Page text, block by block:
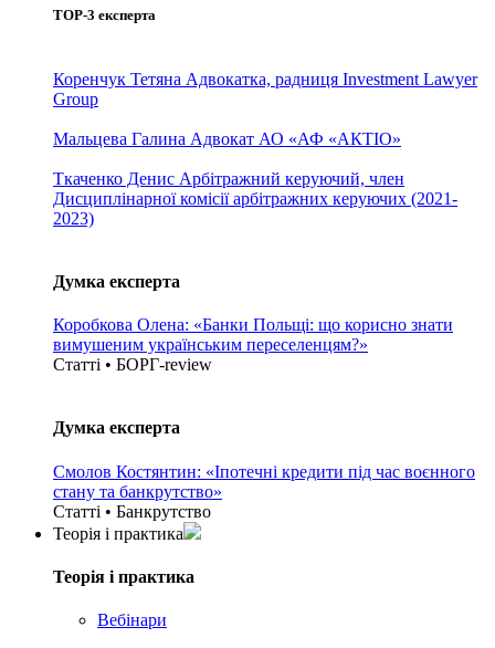
TOP-3 експерта
Коренчук Тетяна Адвокатка, радниця Investment Lawyer
Group
Мальцева Галина Адвокат АО «АФ «АКТІО»
Ткаченко Денис Арбітражний керуючий, член
Дисциплінарної комісії арбітражних керуючих (2021-
2023)
Думка експерта
Коробкова Олена: «Банки Польщі: що корисно знати
вимушеним українським переселенцям?»
Статті • БОРГ-review
Думка експерта
Смолов Костянтин: «Іпотечні кредити під час воєнного
стану та банкрутство»
Статті • Банкрутство
Теорія i практика
Теорія i практика
Вебінари